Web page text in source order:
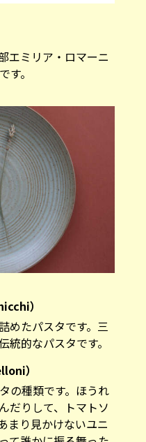
エミリア・ロマーニ
す。
）
めたパスタです。三
統的なパスタです。
）
の種類です。ほうれ
だりして、トマトソ
まり見かけないユニ